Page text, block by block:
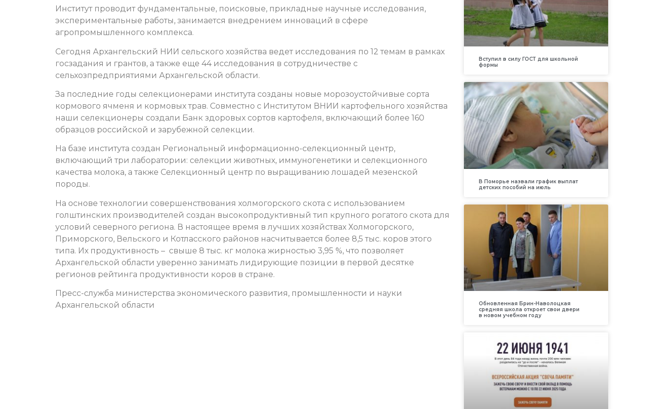
Институт проводит фундаментальные, поисковые, прикладные научные исследования,
экспериментальные работы, занимается внедрением инноваций в сфере
агропромышленного комплекса.
Сегодня Архангельский НИИ сельского хозяйства ведет исследования по 12 темам в рамках
госзадания и грантов, а также еще 44 исследования в сотрудничестве с
сельхозпредприятиями Архангельской области.
За последние годы селекционерами института созданы новые морозоустойчивые сорта
кормового ячменя и кормовых трав. Совместно с Институтом ВНИИ картофельного хозяйства
наши селекционеры создали Банк здоровых сортов картофеля, включающий более 160
образцов российской и зарубежной селекции.
На базе института создан Региональный информационно-селекционный центр,
включающий три лаборатории: селекции животных, иммуногенетики и селекционного
качества молока, а также Селекционный центр по выращиванию лошадей мезенской
породы.
На основе технологии совершенствования холмогорского скота с использованием
голштинских производителей создан высокопродуктивный тип крупного рогатого скота для
условий северного региона. В настоящее время в лучших хозяйствах Холмогорского,
Приморского, Вельского и Котласского районов насчитывается более 8,5 тыс. коров этого
типа. Их продуктивность – свыше 8 тыс. кг молока жирностью 3,95 %, что позволяет
Архангельской области уверенно занимать лидирующие позиции в первой десятке
регионов рейтинга продуктивности коров в стране.
Пресс-служба министерства экономического развития, промышленности и науки
Архангельской области
Вступил в силу ГОСТ для школьной
формы
В Поморье назвали график выплат
детских пособий на июль
Обновленная Брин-Наволоцкая
средняя школа откроет свои двери
в новом учебном году